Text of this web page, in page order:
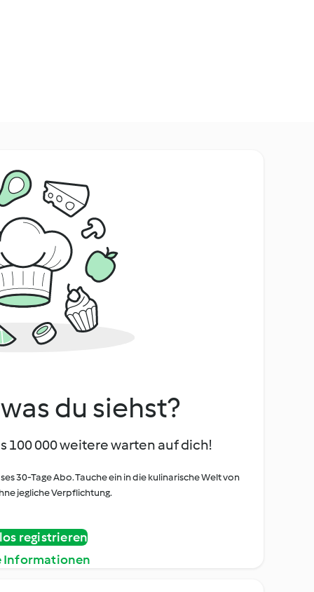
du siehst?
100 000 weitere warten auf dich!
30-Tage Abo. Tauche ein in die kulinarische Welt von
jegliche Verpflichtung.
registrieren
Informationen